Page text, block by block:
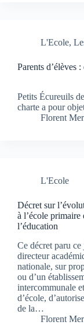
L'Ecole,
Parents d’élèves
Charte
Petits Écureuils
charte a pour
Florent
L'Ecole
Décret sur
à l’école primaire
l’éducation
Ce décret paru
directeur
nationale, sur
ou d’un
intercommunale
d’école,
de la…
Florent